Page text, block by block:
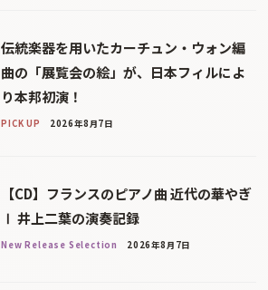
伝統楽器を用いたカーチュン・ウォン編
曲の「展覧会の絵」が、日本フィルによ
り本邦初演！
PICK UP 2026年8月7日
【CD】フランスのピアノ曲 近代の華やぎ
Ⅰ 井上二葉の演奏記録
New Release Selection 2026年8月7日